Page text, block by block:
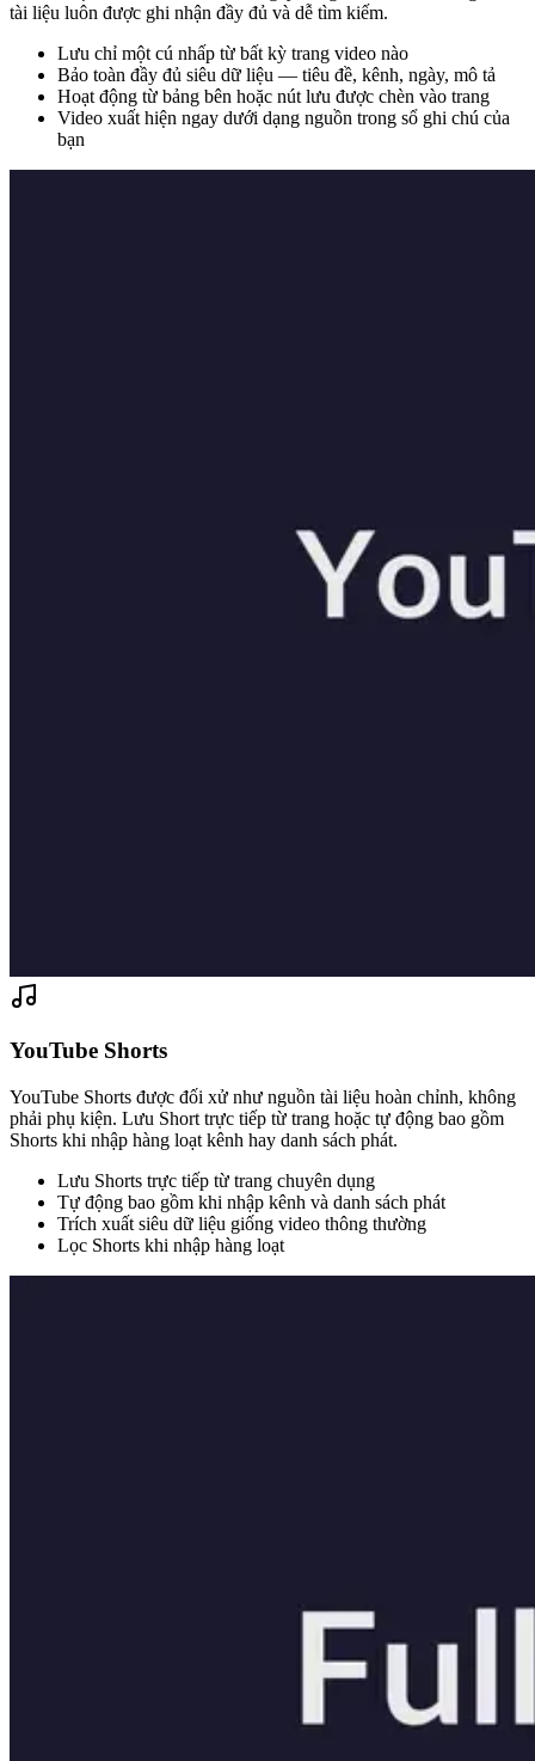
tài liệu luôn được ghi nhận đầy đủ và dễ tìm kiếm.
Lưu chỉ một cú nhấp từ bất kỳ trang video nào
Bảo toàn đầy đủ siêu dữ liệu — tiêu đề, kênh, ngày, mô tả
Hoạt động từ bảng bên hoặc nút lưu được chèn vào trang
Video xuất hiện ngay dưới dạng nguồn trong sổ ghi chú của
bạn
YouTube Shorts
YouTube Shorts được đối xử như nguồn tài liệu hoàn chỉnh, không
phải phụ kiện. Lưu Short trực tiếp từ trang hoặc tự động bao gồm
Shorts khi nhập hàng loạt kênh hay danh sách phát.
Lưu Shorts trực tiếp từ trang chuyên dụng
Tự động bao gồm khi nhập kênh và danh sách phát
Trích xuất siêu dữ liệu giống video thông thường
Lọc Shorts khi nhập hàng loạt